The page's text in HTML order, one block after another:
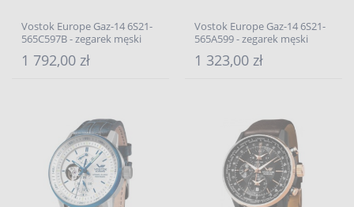
Vostok Europe Gaz-14 6S21-
565C597B - zegarek męski
1 792,00 zł
Vostok Europe Gaz-14 6S21-
565A599 - zegarek męski
1 323,00 zł